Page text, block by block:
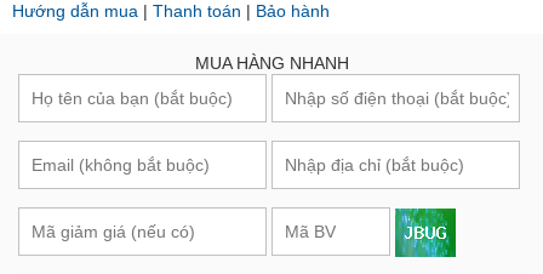
Hướng dẫn mua | Thanh toán | Bảo hành
MUA HÀNG NHANH